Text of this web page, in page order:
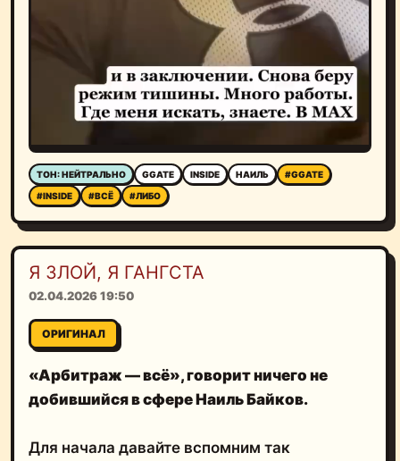
ТОН: НЕЙТРАЛЬНО GGATE INSIDE НАИЛЬ
#GGATE
#INSIDE
#ВСЁ #ЛИБО
Я ЗЛОЙ, Я ГАНГСТА
02.04.2026 19:50
ОРИГИНАЛ
«Арбитраж — всё», говорит ничего не
добившийся в сфере Наиль Байков.
Для начала давайте вспомним так